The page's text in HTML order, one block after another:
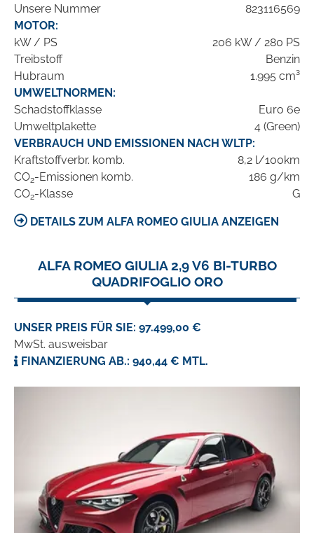
Unsere Nummer
823116569
MOTOR:
kW / PS
206 kW / 280 PS
Treibstoff
Benzin
Hubraum
1.995 cm³
UMWELTNORMEN:
Schadstoffklasse
Euro 6e
Umweltplakette
4 (Green)
VERBRAUCH UND EMISSIONEN NACH WLTP:
Kraftstoffverbr. komb.
8,2 l/100km
CO2-Emissionen komb.
186 g/km
CO2-Klasse G
DETAILS ZUM ALFA ROMEO GIULIA ANZEIGEN
ALFA ROMEO GIULIA 2,9 V6 BI-TURBO
QUADRIFOGLIO ORO
UNSER PREIS FÜR SIE: 97.499,00 €
MwSt. ausweisbar
FINANZIERUNG AB.: 940,44 € MTL.